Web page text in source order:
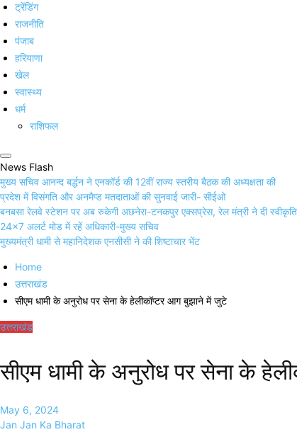
ट्रेंडिंग
राजनीति
पंजाब
हरियाणा
खेल
स्वास्थ्य
धर्म
राशिफल
News Flash
मुख्य सचिव आनन्द बर्द्धन ने एनकॉर्ड की 12वीं राज्य स्तरीय बैठक की अध्यक्षता की
प्रदेश में विसंगति और अनमैप्ड मतदाताओं की सुनवाई जारी- सीईओ
बनबसा रेलवे स्टेशन पर अब रुकेगी अछनेरा-टनकपुर एक्सप्रेस, रेल मंत्री ने दी स्वीकृति
24×7 अलर्ट मोड में रहें अधिकारी-मुख्य सचिव
मुख्यमंत्री धामी से महानिदेशक एनसीसी ने की शिष्टाचार भेंट
Home
उत्तराखंड
सीएम धामी के अनुरोध पर सेना के हेलीकॉप्टर आग बुझाने में जुटे
उत्तराखंड
सीएम धामी के अनुरोध पर सेना के
May 6, 2024
Jan Jan Ka Bharat